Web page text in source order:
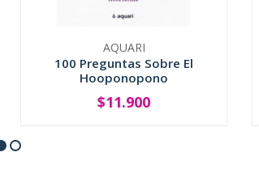
AQUARI
100 Preguntas Sobre El
Hooponopono
+
$11.900